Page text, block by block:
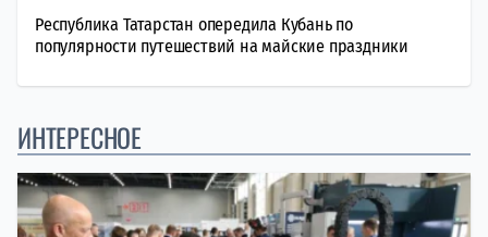
Республика Татарстан опередила Кубань по
популярности путешествий на майские праздники
ИНТЕРЕСНОЕ